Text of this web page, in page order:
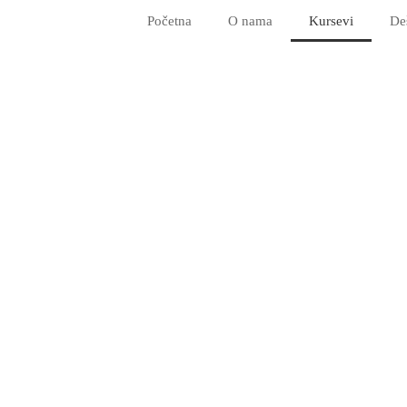
Početna O nama Kursevi